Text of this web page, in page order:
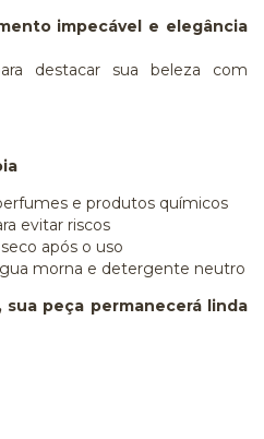
impecável e elegância
destacar sua beleza com
e produtos químicos
evitar riscos
após o uso
morna e detergente neutro
peça permanecerá linda